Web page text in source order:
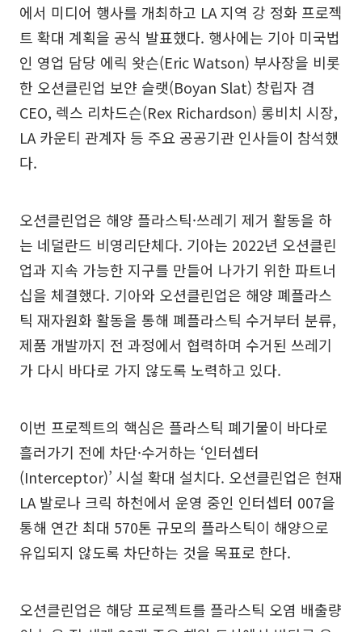
에서 미디어 행사를 개최하고 LA 지역 강 정화 프로젝
트 확대 계획을 공식 발표했다. 행사에는 기아 미국법
인 영업 담당 에릭 왓슨(Eric Watson) 부사장을 비롯
한 오션클린업 보얀 슬랫(Boyan Slat) 창립자 겸
CEO, 렉스 리차드슨(Rex Richardson) 롱비치 시장,
LA 카운티 관계자 등 주요 공공기관 인사들이 참석했
다.
오션클린업은 해양 플라스틱·쓰레기 제거 활동을 하
는 네덜란드 비영리단체다. 기아는 2022년 오션클린
업과 지속 가능한 지구를 만들어 나가기 위한 파트너
십을 체결했다. 기아와 오션클린업은 해양 폐플라스
틱 재자원화 활동을 통해 폐플라스틱 수거부터 분류,
제품 개발까지 전 과정에서 협력하며 수거된 쓰레기
가 다시 바다로 가지 않도록 노력하고 있다.
이번 프로젝트의 핵심은 플라스틱 폐기물이 바다로
흘러가기 전에 차단·수거하는 ‘인터셉터
(Interceptor)’ 시설 확대 설치다. 오션클린업은 현재
LA 발로나 크릭 하천에서 운영 중인 인터셉터 007을
통해 연간 최대 570톤 규모의 플라스틱이 해양으로
유입되지 않도록 차단하는 것을 목표로 한다.
오션클린업은 해당 프로젝트를 플라스틱 오염 배출량